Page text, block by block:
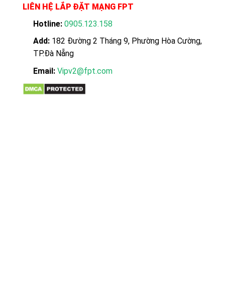
LIÊN HỆ LẮP ĐẶT MẠNG FPT
Hotline: 0905.123.158
Add: 182 Đường 2 Tháng 9, Phường Hòa Cường,
TP.Đà Nẵng
Email: Vipv2@fpt.com